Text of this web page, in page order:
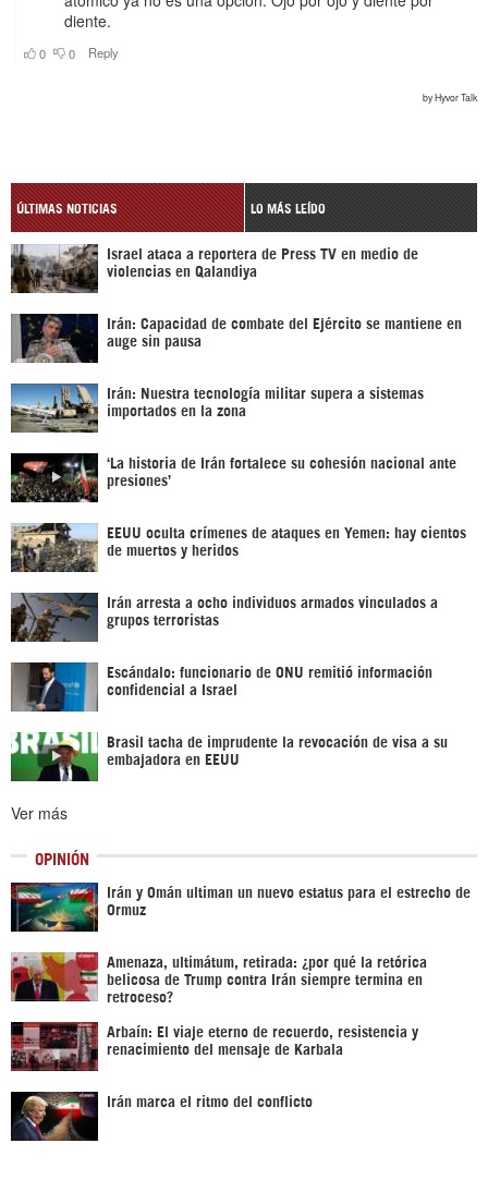
ÚLTIMAS NOTICIAS LO MÁS LEÍDO
Israel ataca a reportera de Press TV en medio de
violencias en Qalandiya
Irán: Capacidad de combate del Ejército se mantiene en
auge sin pausa
Irán: Nuestra tecnología militar supera a sistemas
importados en la zona
‘La historia de Irán fortalece su cohesión nacional ante
presiones’
EEUU oculta crímenes de ataques en Yemen: hay cientos
de muertos y heridos
Irán arresta a ocho individuos armados vinculados a
grupos terroristas
Escándalo: funcionario de ONU remitió información
confidencial a Israel
Brasil tacha de imprudente la revocación de visa a su
embajadora en EEUU
Ver más
OPINIÓN
Irán y Omán ultiman un nuevo estatus para el estrecho de
Ormuz
Amenaza, ultimátum, retirada: ¿por qué la retórica
belicosa de Trump contra Irán siempre termina en
retroceso?
Arbaín: El viaje eterno de recuerdo, resistencia y
renacimiento del mensaje de Karbala
Irán marca el ritmo del conflicto